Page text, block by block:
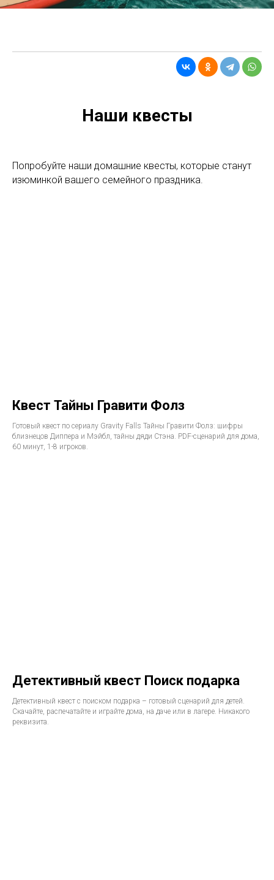
Наши квесты
Попробуйте наши домашние квесты, которые станут
изюминкой вашего семейного праздника.
Квест Тайны Гравити Фолз
Готовый квест по сериалу Gravity Falls Тайны Гравити Фолз: шифры
близнецов Диппера и Мэйбл, тайны дяди Стэна. PDF-сценарий для дома,
60 минут, 1-8 игроков.
Детективный квест Поиск подарка
Детективный квест с поиском подарка – готовый сценарий для детей.
Скачайте, распечатайте и играйте дома, на даче или в лагере. Никакого
реквизита.